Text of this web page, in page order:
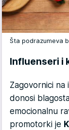
Šta podrazumeva
Influenseri i
Zagovornici
donosi
emocionalnu
promotorki je